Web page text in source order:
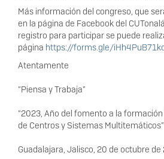
Más información del congreso, que
en la página de Facebook del
registro para participar se puede
página https://forms.gle/
Atentamente
“Piensa y Trabaja”
“2023, Año del fomento a la
de Centros y Sistemas Multitemáticos”
Guadalajara, Jalisco, 20 de octubre de